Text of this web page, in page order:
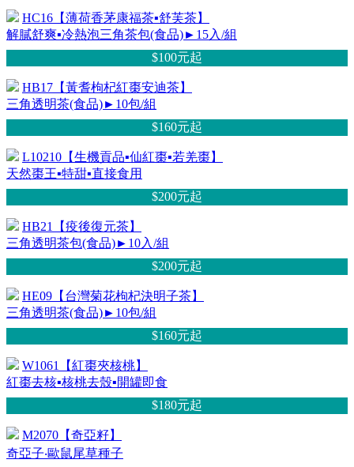
HC16【薄荷香茅康福茶▪舒芙茶】
解膩舒爽▪冷熱泡三角茶包(食品)►15入/組
$100元起
HB17【黃耆枸杞紅棗安迪茶】
三角透明茶(食品)►10包/組
$160元起
L10210【生機貢品▪仙紅棗▪若羌棗】
天然棗王▪特甜▪直接食用
$200元起
HB21【疫後復元茶】
三角透明茶包(食品)►10入/組
$200元起
HE09【台灣菊花枸杞決明子茶】
三角透明茶(食品)►10包/組
$160元起
W1061【紅棗夾核桃】
紅棗去核▪核桃去殼▪開罐即食
$180元起
M2070【奇亞籽】
奇亞子‧歐鼠尾草種子